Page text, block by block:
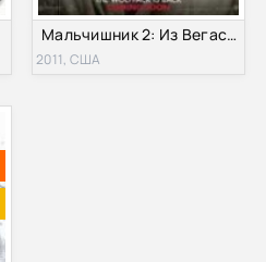
Мальчишник 2: Из Вегаса в Бангкок (2011)
2011, США